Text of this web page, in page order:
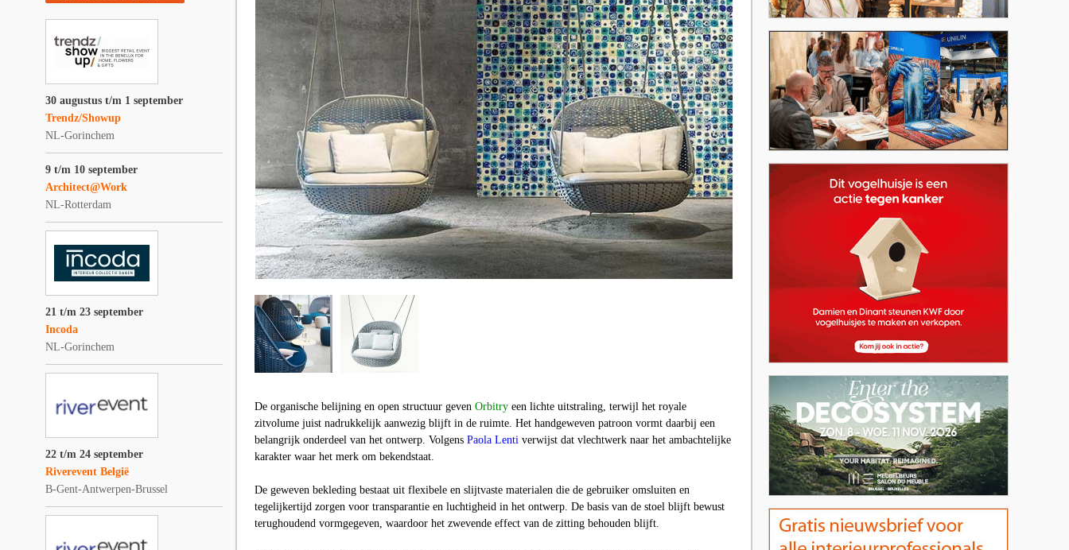
30 augustus t/m 1 september
Trendz/Showup
NL-Gorinchem
9 t/m 10 september
Architect@Work
NL-Rotterdam
21 t/m 23 september
Incoda
NL-Gorinchem
22 t/m 24 september
Riverevent België
B-Gent-Antwerpen-Brussel
De organische belijning en open structuur geven Orbitry een lichte uitstraling, terwijl het royale
zitvolume juist nadrukkelijk aanwezig blijft in de ruimte. Het handgeweven patroon vormt daarbij een
belangrijk onderdeel van het ontwerp. Volgens Paola Lenti verwijst dat vlechtwerk naar het ambachtelijke
karakter waar het merk om bekendstaat.
De geweven bekleding bestaat uit flexibele en slijtvaste materialen die de gebruiker omsluiten en
tegelijkertijd zorgen voor transparantie en luchtigheid in het ontwerp. De basis van de stoel blijft bewust
terughoudend vormgegeven, waardoor het zwevende effect van de zitting behouden blijft.